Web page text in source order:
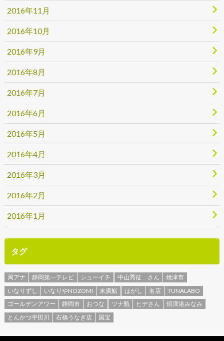
2016年11月
2016年10月
2016年9月
2016年8月
2016年7月
2016年6月
2016年5月
2016年4月
2016年3月
2016年2月
2016年1月
タグ
局アナ 静岡第一テレビ シューイチ 中山秀征 さん
焼津市
いなりずし
いなりやNOZOMI 末廣鮨 はがし 名店
TUNALABO
ゴールデンアワー
静岡市 おつな ツナ瓶 ヒデさん
焼津港みなみ
とんかつ宇田川
石橋うなぎ店 国宝